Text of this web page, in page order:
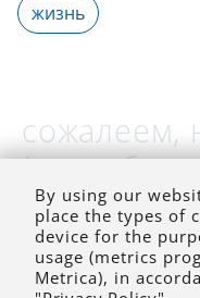
жизнь
сожалеем,
(на
By using our
place the types of
device for the
usage (metrics
Metrica), in